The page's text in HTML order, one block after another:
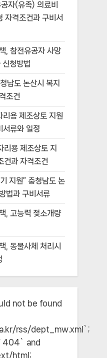
자(유족) 의료비
자격조건과 구비서
, 참전유공자 사망
청방법
남도 논산시 복지
조건
용 제조상토 지원
서류와 일정
리용 제조상토 지
건과 자격조건
지원” 충청남도 논
법과 구비서류
, 고능력 젖소개량
, 동물사체 처리시
not be found
rss/dept_mw.xml`;
and
html;